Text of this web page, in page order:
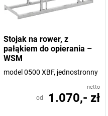
Stojak na rower, z
pałąkiem do opierania –
WSM
model 0500 XBF, jednostronny
netto
od 1.070,- zł